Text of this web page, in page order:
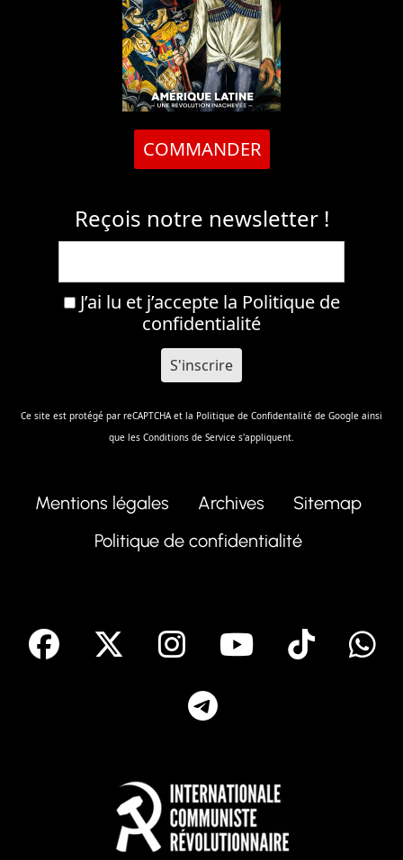
COMMANDER
Reçois notre newsletter !
J’ai lu et j’accepte la Politique de
confidentialité
Ce site est protégé par reCAPTCHA et la Politique de Confidentalité de Google ainsi
que les Conditions de Service s'appliquent.
Mentions légales Archives
Sitemap
Politique de confidentialité
facebook Instagram
Youtube
Tik